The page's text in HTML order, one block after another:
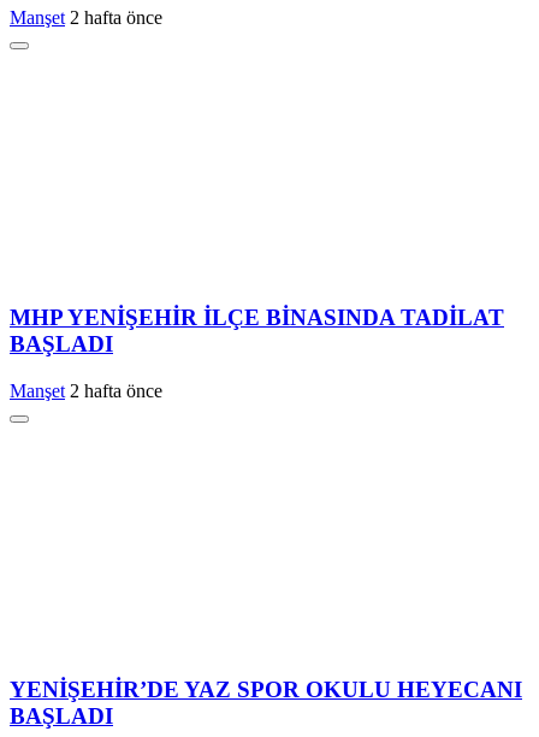
Manşet 2 hafta önce
MHP YENİŞEHİR İLÇE BİNASINDA TADİLAT
BAŞLADI
Manşet 2 hafta önce
YENİŞEHİR’DE YAZ SPOR OKULU HEYECANI
BAŞLADI